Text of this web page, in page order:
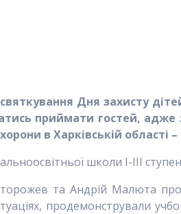
Дня захисту
приймати гостей,
в Харківській області
школи I-III
та Андрій Малюта
продемонстрували